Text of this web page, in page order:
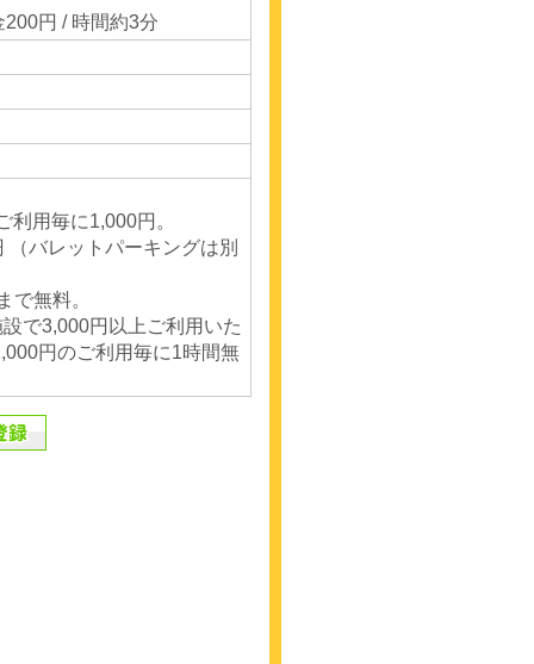
円 / 時間約3分
用毎に1,000円。
バレットパーキングは別
で無料。
で3,000円以上ご利用いた
円のご利用毎に1時間無